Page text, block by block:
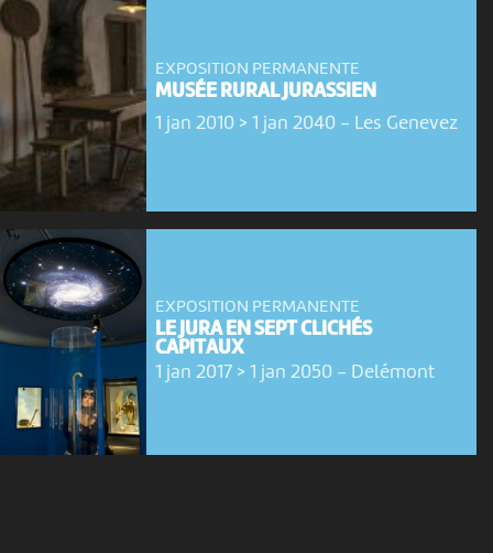
EXPOSITION PERMANENTE
MUSÉE RURAL JURASSIEN
1 jan 2010 > 1 jan 2040- Les Genevez
EXPOSITION PERMANENTE
LE JURA EN SEPT CLICHÉS
CAPITAUX
1 jan 2017 > 1 jan 2050- Delémont